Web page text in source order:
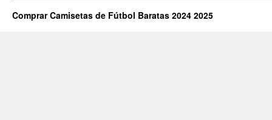
Comprar Camisetas de Fútbol Baratas 2024 2025